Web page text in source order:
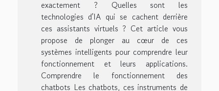
exactement ? Quelles sont les
technologies d'IA qui se cachent derrière
ces assistants virtuels ? Cet article vous
propose de plonger au cœur de ces
systèmes intelligents pour comprendre leur
fonctionnement et leurs applications.
Comprendre le fonctionnement des
chatbots Les chatbots, ces instruments de